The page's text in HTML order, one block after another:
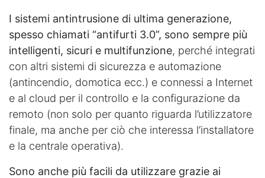
I sistemi antintrusione di ultima generazione,
spesso chiamati “antifurti 3.0”, sono sempre più
intelligenti, sicuri e multifunzione, perché integrati
con altri sistemi di sicurezza e automazione
(antincendio, domotica ecc.) e connessi a Internet
e al cloud per il controllo e la configurazione da
remoto (non solo per quanto riguarda l’utilizzatore
finale, ma anche per ciò che interessa l’installatore
e la centrale operativa).
Sono anche più facili da utilizzare grazie ai